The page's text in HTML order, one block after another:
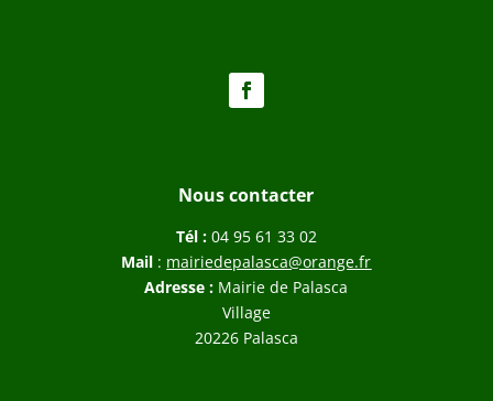
Nous contacter
Tél : 04 95 61 33 02
Mail : mairiedepalasca@orange.fr
Adresse : Mairie de Palasca
Village
20226 Palasca